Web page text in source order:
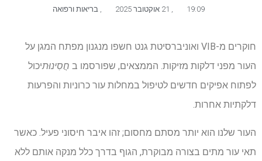
19:09 בריאות ורפואה
חוקרים מ-VIB ואוניברסיטת גנט חשפו מנגנון מפתח המגן על
העור מפני דלקות מזיקות. הממצאים, שפורסמו ב חֲסִינוּתיכול
לפתוח אפיקים חדשים לטיפול במחלות עור כרוניות והפרעות
דלקתיות אחרות.
העור שלנו הוא יותר מסתם מחסום; זהו איבר חיסוני פעיל. כאשר
תאי עור מתים בצורה מבוקרת, הגוף בדרך כלל מנקה אותם ללא